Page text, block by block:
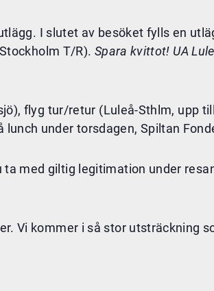
I slutet av besöket fylls en
T/R). Spara kvittot! UA
flyg tur/retur (Luleå-Sthlm, upp
under torsdagen, Spiltan
ta med giltig legitimation under
Vi kommer i så stor utsträckning